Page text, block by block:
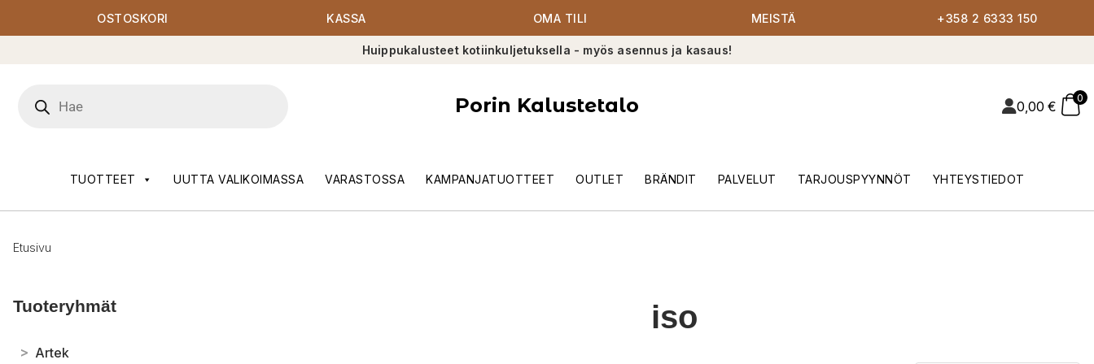
OSTOSKORI KASSA OMA TILI MEISTÄ +358 2 6333 150
Huippukalusteet kotiinkuljetuksella - myös asennus ja kasaus!
search
Porin Kalustetalo 0,00 €
0
TUOTTEET UUTTA VALIKOIMASSA VARASTOSSA KAMPANJATUOTTEET OUTLET BRÄNDIT PALVELUT TARJOUSPYYNNÖT YHTEYSTIEDOT
Etusivu
Tuoteryhmät
> Artek
iso